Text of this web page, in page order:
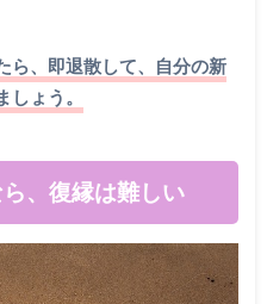
ら、即退散して、自分の新
ょう。
、復縁は難しい